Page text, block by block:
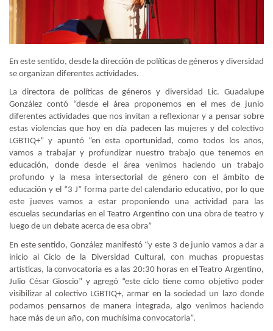
En este sentido, desde la dirección de políticas de géneros y diversidad
se organizan diferentes actividades.
La directora de políticas de géneros y diversidad Lic. Guadalupe
González contó “desde el área proponemos en el mes de junio
diferentes actividades que nos invitan a reflexionar y a pensar sobre
estas violencias que hoy en día padecen las mujeres y del colectivo
LGBTIQ+” y apuntó “en esta oportunidad, como todos los años,
vamos a trabajar y profundizar nuestro trabajo que tenemos en
educación, donde desde el área venimos haciendo un trabajo
profundo y la mesa intersectorial de género con el ámbito de
educación y el “3 J” forma parte del calendario educativo, por lo que
este jueves vamos a estar proponiendo una actividad para las
escuelas secundarias en el Teatro Argentino con una obra de teatro y
luego de un debate acerca de esa obra”
En este sentido, González manifestó “y este 3 de junio vamos a dar a
inicio al Ciclo de la Diversidad Cultural, con muchas propuestas
artísticas, la convocatoria es a las 20:30 horas en el Teatro Argentino,
Julio César Gioscio” y agregó “este ciclo tiene como objetivo poder
visibilizar al colectivo LGBTIQ+, armar en la sociedad un lazo donde
podamos pensarnos de manera integrada, algo venimos haciendo
hace más de un año, con muchísima convocatoria”.